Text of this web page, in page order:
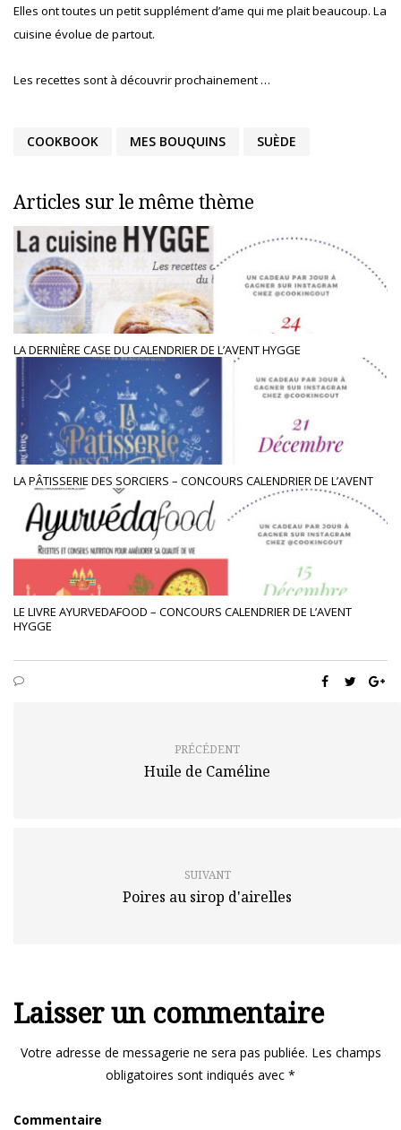
Elles ont toutes un petit supplément d’ame qui me plait beaucoup. La
cuisine évolue de partout.
Les recettes sont à découvrir prochainement …
COOKBOOK MES BOUQUINS SUÈDE
Articles sur le même thème
LA DERNIÈRE CASE DU CALENDRIER DE L’AVENT HYGGE
LA PÂTISSERIE DES SORCIERS – CONCOURS CALENDRIER DE L’AVENT
LE LIVRE AYURVEDAFOOD – CONCOURS CALENDRIER DE L’AVENT
HYGGE
PRÉCÉDENT
Huile de Caméline
SUIVANT
Poires au sirop d'airelles
Laisser un commentaire
Votre adresse de messagerie ne sera pas publiée. Les champs
obligatoires sont indiqués avec *
Commentaire